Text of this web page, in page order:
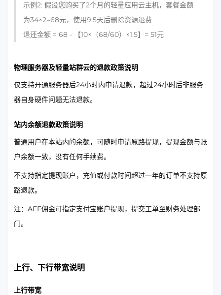
示例2: 假设您购买了2个月的轻量应用云主机，套餐金额
为34×2=68元，使用9.5天后删除资源退费
退还金额 = 68 - 【10×（68/60）×1.5】= 51元
物理服务器及轻量站群云的退款政策说明
仅支持开通服务器后24小时内申请退款，超过24小时后非服务
器自身硬件问题无法退款。
站内余额退款政策说明
普通用户在本站内的余额，可随时申请原路提现，提现金额与账
户余额一致，没有任何手续费。
不支持指定提现账户，充值或付款时间超过一年的订单不支持原
路退款。
注：AFF佣金可指定支付宝账户提现，提交工单至财务处理部
门。
上行、下行带宽说明
上行带宽